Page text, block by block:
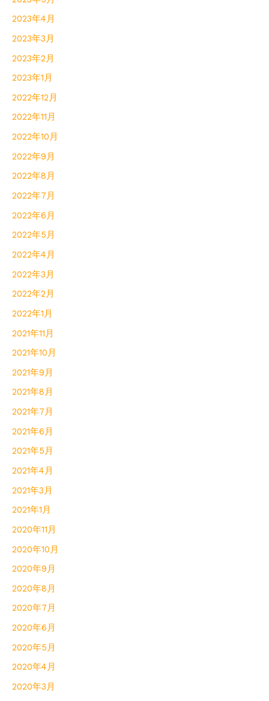
2023年4月
2023年3月
2023年2月
2023年1月
2022年12月
2022年11月
2022年10月
2022年9月
2022年8月
2022年7月
2022年6月
2022年5月
2022年4月
2022年3月
2022年2月
2022年1月
2021年11月
2021年10月
2021年9月
2021年8月
2021年7月
2021年6月
2021年5月
2021年4月
2021年3月
2021年1月
2020年11月
2020年10月
2020年9月
2020年8月
2020年7月
2020年6月
2020年5月
2020年4月
2020年3月